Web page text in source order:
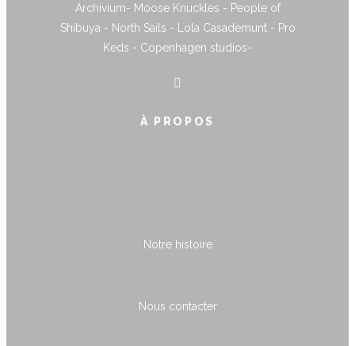
Archivium- Moose Knuckles - People of
Shibuya - North Sails - Lola Casademunt - Pro
Keds - Copenhagen studios-
À PROPOS
Notre histoire
Nous contacter